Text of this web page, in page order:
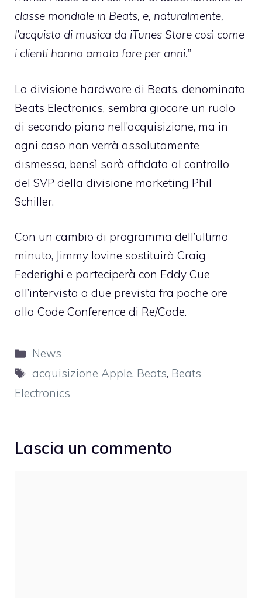
classe mondiale in Beats, e, naturalmente,
l’acquisto di musica da iTunes Store così come
i clienti hanno amato fare per anni.”
La divisione hardware di Beats, denominata
Beats Electronics, sembra giocare un ruolo
di secondo piano nell’acquisizione, ma in
ogni caso non verrà assolutamente
dismessa, bensì sarà affidata al controllo
del SVP della divisione marketing Phil
Schiller.
Con un cambio di programma dell’ultimo
minuto, Jimmy Iovine sostituirà Craig
Federighi e parteciperà con Eddy Cue
all’intervista a due prevista fra poche ore
alla Code Conference di Re/Code.
Categorie
News
Tag
acquisizione Apple, Beats, Beats
Electronics
Lascia un commento